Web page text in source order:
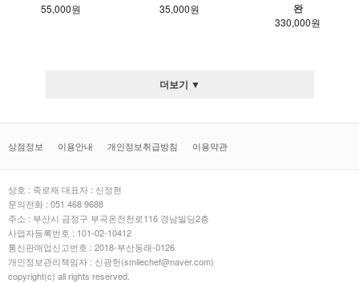
55,000원 35,000원
완
330,000원
더보기 ▼
상점정보 이용안내 개인정보취급방침 이용약관
상호 : 죽로재 대표자 : 신정현
문의전화 : 051 468 9688
주소 : 부산시 금정구 부곡온천천로116 경남빌딩2층
사업자등록번호 : 101-02-10412
통신판매업신고번호 : 2018-부산동래-0126
개인정보관리책임자 : 신광헌(smilechef@naver.com)
copyright(c) all rights reserved.